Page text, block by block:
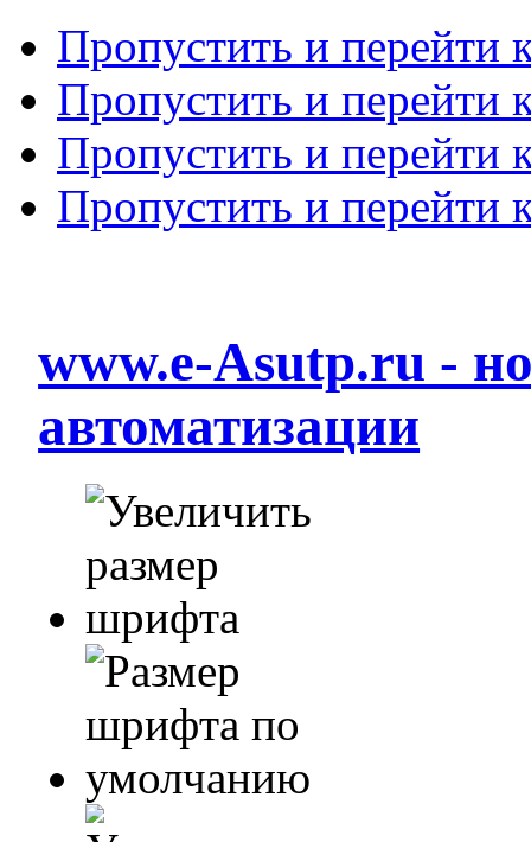
Пропустить и перейти
Пропустить и перейти
Пропустить и перейти
Пропустить и перейти
www.e-Asutp.ru -
автоматизации